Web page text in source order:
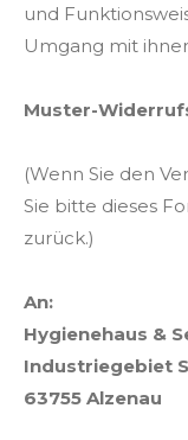
und
Umgang mit
Muster-
(Wenn Sie den
Sie bitte dieses
zurück.)
An:
Hygienehaus &
Industriegebiet
63755 Alzenau